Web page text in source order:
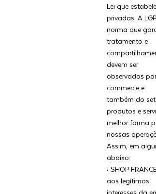
Lei que
privadas. A
norma que
tratamento e
devem ser
observadas
commerce e
também do
produtos e
melhor forma
nossas
Assim, em
abaixo:
• SHOP
aos legítimos